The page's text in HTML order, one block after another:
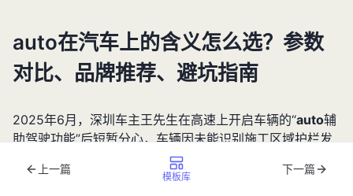
auto在汽车上的含义怎么选？参数
对比、品牌推荐、避坑指南
2025年6月，深圳车主王先生在高速上开启车辆的“auto辅
助驾驶功能”后短暂分心，车辆因未能识别施工区域护栏发
生碰撞。事后检测显示，其购买的“L3级自动驾驶”实际仅达
到L2.5级功能。这种因对
auto在汽车上的含义
理解偏差导
上一篇
模板库
下一篇